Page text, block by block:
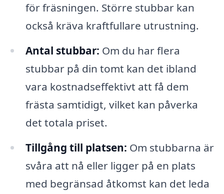
för fräsningen. Större stubbar kan
också kräva kraftfullare utrustning.
Antal stubbar: Om du har flera
stubbar på din tomt kan det ibland
vara kostnadseffektivt att få dem
frästa samtidigt, vilket kan påverka
det totala priset.
Tillgång till platsen: Om stubbarna är
svåra att nå eller ligger på en plats
med begränsad åtkomst kan det leda